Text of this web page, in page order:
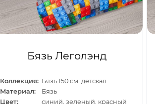
Бязь Леголэнд
Коллекция: Бязь 150 см. детская
Материал:
Бязь
Цвет:
синий, зеленый, красный